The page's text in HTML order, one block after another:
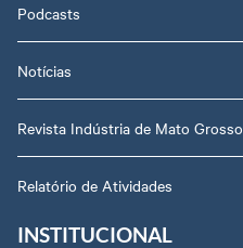
Podcasts
Notícias
Revista Indústria de Mato Grosso
Relatório de Atividades
INSTITUCIONAL